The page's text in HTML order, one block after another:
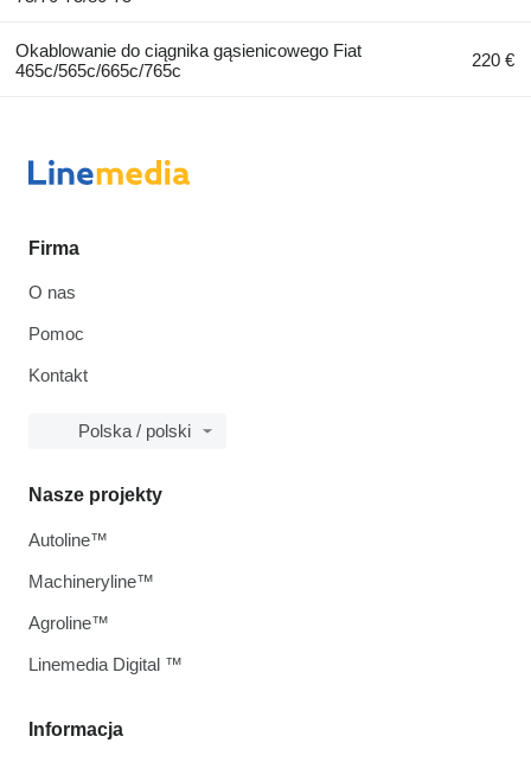
Okablowanie do ciągnika gąsienicowego Fiat
465c/565c/665c/765c
220 €
Firma
O nas
Pomoc
Kontakt
Polska / polski
Informacja
Nasze projekty
Autoline™
Machineryline™
Agroline™
Linemedia Digital ™